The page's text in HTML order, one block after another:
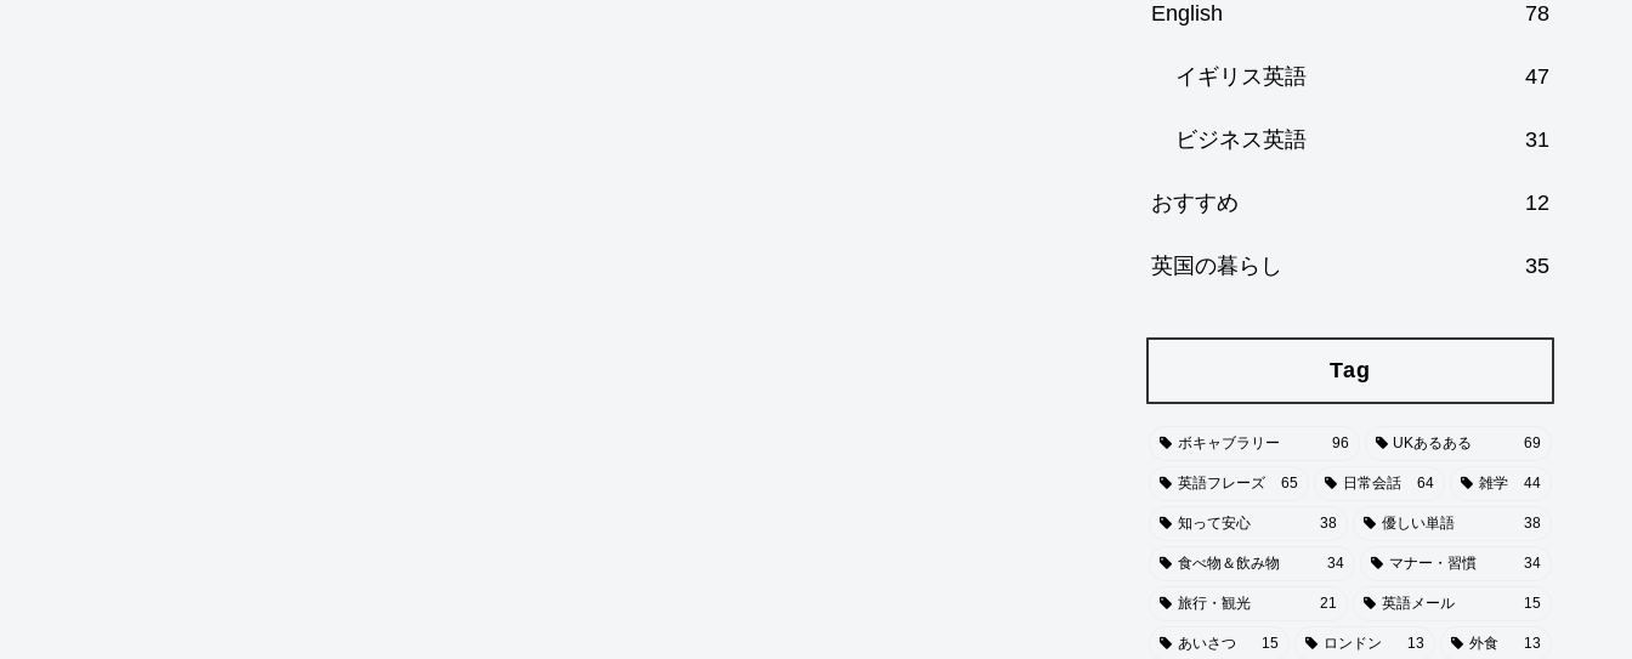
English 78
イギリス英語 47
ビジネス英語 31
おすすめ 12
英国の暮らし 35
Tag
ボキャブラリー 96 UKあるある 69
英語フレーズ 65 日常会話 64 雑学 44
知って安心 38 優しい単語 38
食べ物＆飲み物 34 マナー・習慣 34
旅行・観光 21 英語メール 15
あいさつ 15 ロンドン 13 外食 13